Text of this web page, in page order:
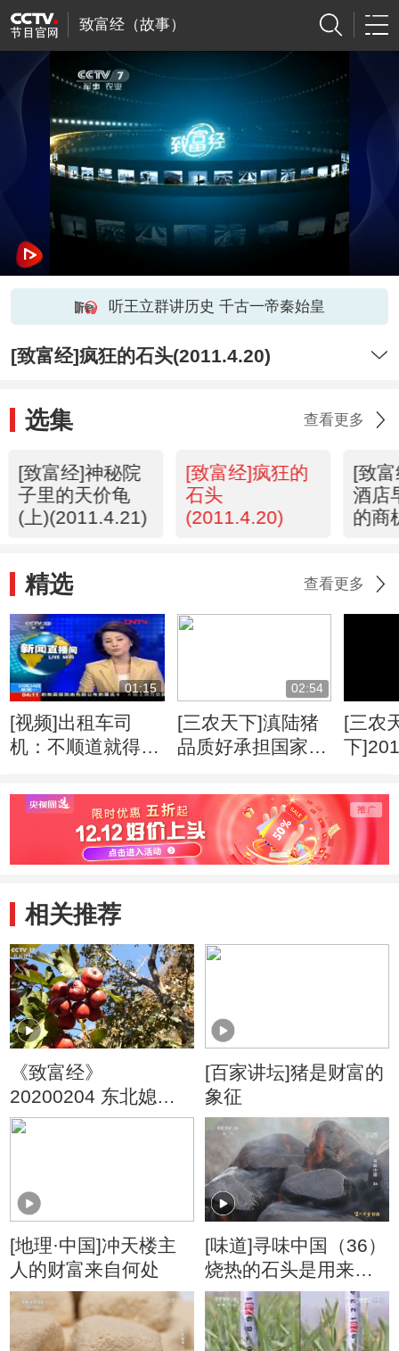
致富经（故事）
听王立群讲历史 千古一帝秦始皇
[致富经]疯狂的石头(2011.4.20)
选集 查看更多
[致富经]神秘院
子里的天价龟
(上)(2011.4.21)
[致富经]疯狂的
石头
(2011.4.20)
[致
酒店
的商
精选 查看更多
01:15
[视频]出租车司
机：不顺道就得拒
02:54
[三农天下]滇陆猪
品质好承担国家储
[三农
下
相关推荐
《致富经》
20200204 东北媳妇
的酸甜财富
[百家讲坛]猪是财富的
象征
[地理·中国]冲天楼主
人的财富来自何处
[味道]寻味中国（36）
烧热的石头是用来烹
羊肉的